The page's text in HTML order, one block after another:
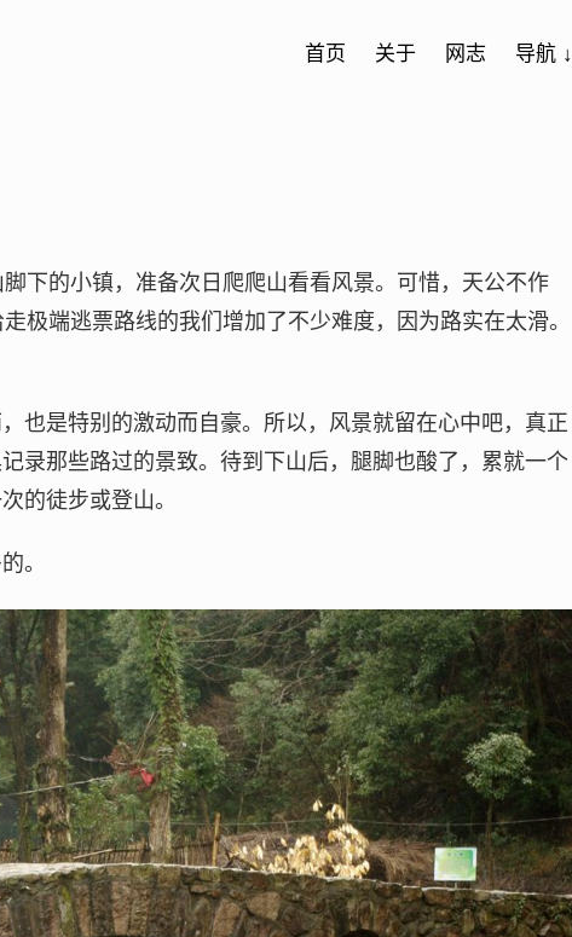
首页 关于 网志 导航 ↓
下的小镇，准备次日爬爬山看看风景。可惜，天公不作
极端逃票路线的我们增加了不少难度，因为路实在太滑。
也是特别的激动而自豪。所以，风景就留在心中吧，真正
录那些路过的景致。待到下山后，腿脚也酸了，累就一个
的徒步或登山。
。